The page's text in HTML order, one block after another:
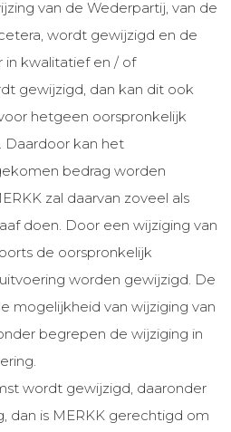
van de Wederpartij, van de
wordt gewijzigd en de
kwalitatief en / of
gewijzigd, dan kan dit ook
hetgeen oorspronkelijk
kan het
bedrag worden
zal daarvan zoveel als
doen. Door een wijziging van
de oorspronkelijk
worden gewijzigd. De
mogelijkheid van wijziging van
begrepen de wijziging in
wordt gewijzigd, daaronder
dan is MERKK gerechtigd om